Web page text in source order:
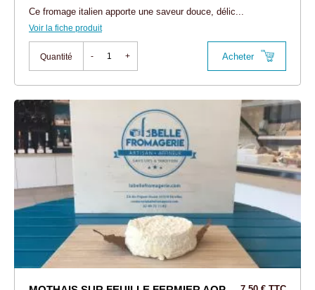
Ce fromage italien apporte une saveur douce, délic...
Voir la fiche produit
Quantité - + Acheter